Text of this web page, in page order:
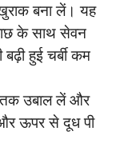
बना लें। यह
के साथ सेवन
हुई चर्बी कम
तक उबाल लें और
ऊपर से दूध पी